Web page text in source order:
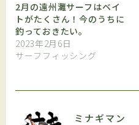
2月の遠州灘サーフはベイ
トがたくさん！今のうちに
釣っておきたい。
2023年2月6日
サーフフィッシング
ミナギマン